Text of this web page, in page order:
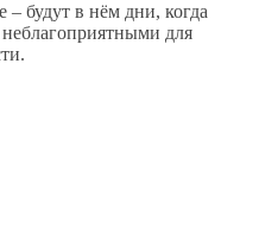
будут в нём дни, когда
для